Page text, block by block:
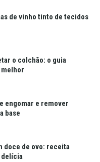
de vinho tinto de tecidos
o colchão: o guia
engomar e remover
base
doce de ovo: receita
delícia